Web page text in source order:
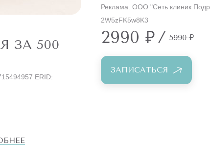
ЗА 500
ERID:
2990 ₽/ 5990 ₽
Реклама. ООО "Сеть клиник
2W5zFK5w8K3
ЗАПИСАТЬСЯ